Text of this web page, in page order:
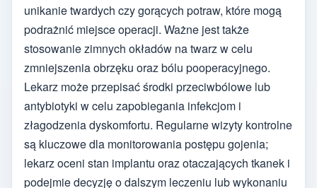
unikanie twardych czy gorących potraw, które mogą
podrażnić miejsce operacji. Ważne jest także
stosowanie zimnych okładów na twarz w celu
zmniejszenia obrzęku oraz bólu pooperacyjnego.
Lekarz może przepisać środki przeciwbólowe lub
antybiotyki w celu zapobiegania infekcjom i
złagodzenia dyskomfortu. Regularne wizyty kontrolne
są kluczowe dla monitorowania postępu gojenia;
lekarz oceni stan implantu oraz otaczających tkanek i
podejmie decyzję o dalszym leczeniu lub wykonaniu